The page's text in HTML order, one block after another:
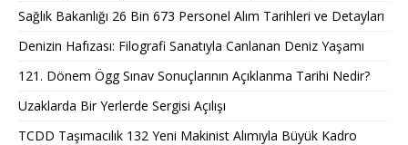
Sağlık Bakanlığı 26 Bin 673 Personel Alım Tarihleri ve Detayları
Denizin Hafızası: Filografi Sanatıyla Canlanan Deniz Yaşamı
121. Dönem Ögg Sınav Sonuçlarının Açıklanma Tarihi Nedir?
Uzaklarda Bir Yerlerde Sergisi Açılışı
TCDD Taşımacılık 132 Yeni Makinist Alımıyla Büyük Kadro